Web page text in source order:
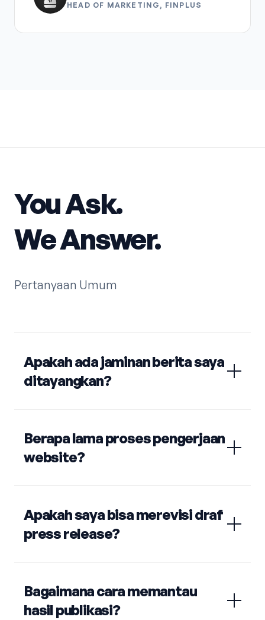
HEAD OF MARKETING, FINPLUS
You Ask.
We Answer.
Pertanyaan Umum
Apakah ada jaminan berita saya
ditayangkan?
Berapa lama proses pengerjaan
website?
Apakah saya bisa merevisi draf
press release?
Bagaimana cara memantau
hasil publikasi?